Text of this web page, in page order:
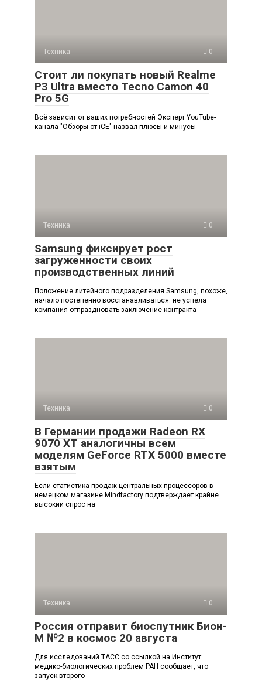
Техника 0
Стоит ли покупать новый Realme
P3 Ultra вместо Tecno Camon 40
Pro 5G
Всё зависит от ваших потребностей Эксперт YouTube-
канала "Обзоры от iCE" назвал плюсы и минусы
Техника 0
Samsung фиксирует рост
загруженности своих
производственных линий
Положение литейного подразделения Samsung, похоже,
начало постепенно восстанавливаться: не успела
компания отпраздновать заключение контракта
Техника 0
В Германии продажи Radeon RX
9070 XT аналогичны всем
моделям GeForce RTX 5000 вместе
взятым
Если статистика продаж центральных процессоров в
немецком магазине Mindfactory подтверждает крайне
высокий спрос на
Техника 0
Россия отправит биоспутник Бион-
М №2 в космос 20 августа
Для исследований ТАСС со ссылкой на Институт
медико-биологических проблем РАН сообщает, что
запуск второго